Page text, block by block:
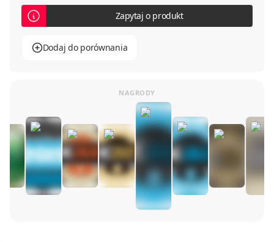
Zapytaj o produkt
Dodaj do porównania